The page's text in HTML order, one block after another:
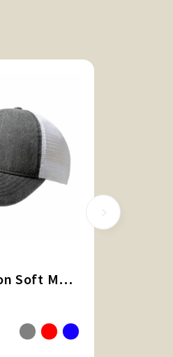
Washed Cotton Soft Mesh Trucker Cap